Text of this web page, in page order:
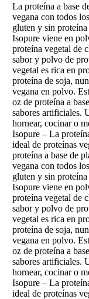
La proteína a base
vegana con todos
gluten y sin
Isopure viene en
proteína vegetal de
sabor y polvo de
vegetal es rica en
proteína de soja,
vegana en polvo.
oz de proteína a
sabores artificiales.
hornear, cocinar o
Isopure – La
ideal de proteínas
proteína a base de
vegana con todos
gluten y sin
Isopure viene en
proteína vegetal de
sabor y polvo de
vegetal es rica en
proteína de soja,
vegana en polvo.
oz de proteína a
sabores artificiales.
hornear, cocinar o
Isopure – La
ideal de proteínas